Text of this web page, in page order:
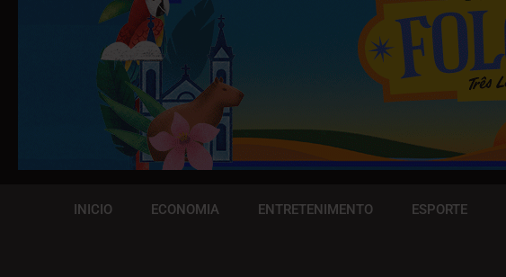
INICIO ECONOMIA ENTRETENIMENTO ESPORTE